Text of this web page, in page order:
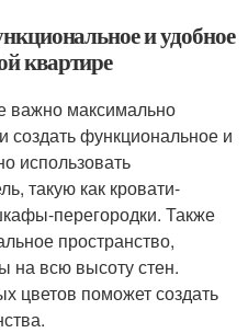
и удобное
квартире
важно максимально
создать функциональное и
использовать
такую как кровати-
перегородки. Также
пространство,
на всю высоту стен.
цветов поможет создать